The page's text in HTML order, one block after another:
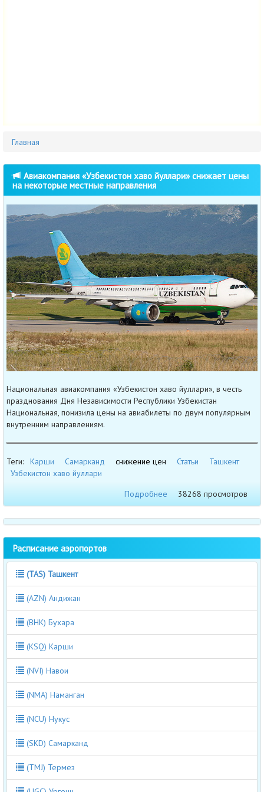
Главная
Авиакомпания «Узбекистон хаво йуллари» снижает цены
на некоторые местные направления
Национальная авиакомпания «Узбекистон хаво йуллари», в честь
празднования Дня Независимости Республики Узбекистан
Национальная, понизила цены на авиабилеты по двум популярным
внутренним направлениям.
Теги: Карши Самарканд снижение цен Статьи
Ташкент
Узбекистон хаво йуллари
Подробнее
38268 просмотров
Расписание аэропортов
(TAS) Ташкент
(AZN) Андижан
(BHK) Бухара
(KSQ) Карши
(NVI) Навои
(NMA) Наманган
(NCU) Нукус
(SKD) Самарканд
(TMJ) Термез